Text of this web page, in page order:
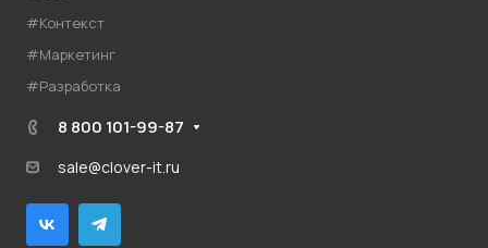
#Контекст
#Маркетинг
#Разработка
8 800 101-99-87
sale@clover-it.ru